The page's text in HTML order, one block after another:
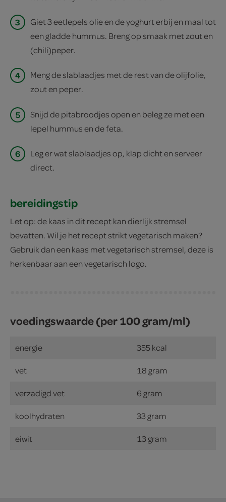
3
Giet 3 eetlepels olie en de yoghurt erbij en maal tot
een gladde hummus. Breng op smaak met zout en
(chili)peper.
4
Meng de slablaadjes met de rest van de olijfolie,
zout en peper.
5
Snijd de pitabroodjes open en beleg ze met een
lepel hummus en de feta.
6
Leg er wat slablaadjes op, klap dicht en serveer
direct.
bereidingstip
Let op: de kaas in dit recept kan dierlijk stremsel
bevatten. Wil je het recept strikt vegetarisch maken?
Gebruik dan een kaas met vegetarisch stremsel, deze is
herkenbaar aan een vegetarisch logo.
voedingswaarde (per 100 gram/ml)
energie 355 kcal
vet 18 gram
verzadigd vet 6 gram
koolhydraten 33 gram
eiwit 13 gram